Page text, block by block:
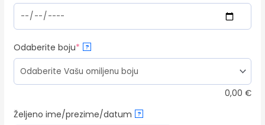
Odaberite boju* (required)
?
0,00 €
Željeno ime/prezime/datum ?